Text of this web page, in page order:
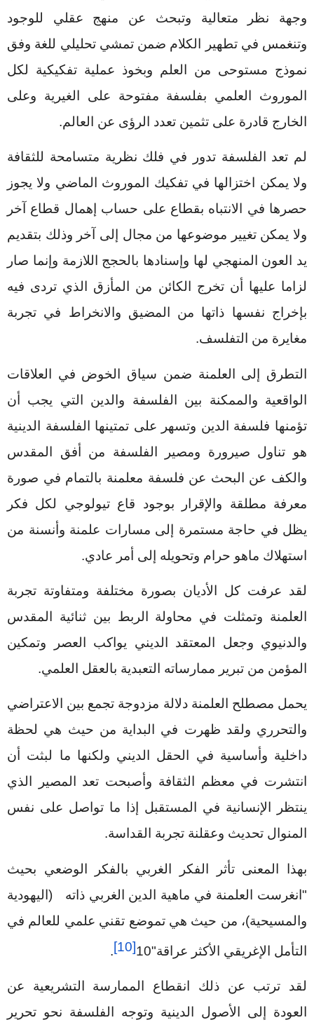
وجهة نظر متعالية وتبحث عن منهج عقلي للوجود
وتنغمس في تطهير الكلام ضمن تمشي تحليلي للغة وفق
نموذج مستوحى من العلم وبخوذ عملية تفكيكية لكل
الموروث العلمي بفلسفة مفتوحة على الغيرية وعلى
الخارج قادرة على تثمين تعدد الرؤى عن العالم.
لم تعد الفلسفة تدور في فلك نظرية متسامحة للثقافة
ولا يمكن اختزالها في تفكيك الموروث الماضي ولا يجوز
حصرها في الانتباه بقطاع على حساب إهمال قطاع آخر
ولا يمكن تغيير موضوعها من مجال إلى آخر وذلك بتقديم
يد العون المنهجي لها وإسنادها بالحجج اللازمة وإنما صار
لزاما عليها أن تخرج الكائن من المأزق الذي تردى فيه
بإخراج نفسها ذاتها من المضيق والانخراط في تجربة
مغايرة من التفلسف.
التطرق إلى العلمنة ضمن سياق الخوض في العلاقات
الواقعية والممكنة بين الفلسفة والدين التي يجب أن
تؤمنها فلسفة الدين وتسهر على تمتينها الفلسفة الدينية
هو تناول صيرورة ومصير الفلسفة من أفق المقدس
والكف عن البحث عن فلسفة معلمنة بالتمام في صورة
معرفة مطلقة والإقرار بوجود قاع تيولوجي لكل فكر
يظل في حاجة مستمرة إلى مسارات علمنة وأنسنة من
استهلاك ماهو حرام وتحويله إلى أمر عادي.
لقد عرفت كل الأديان بصورة مختلفة ومتفاوتة تجربة
العلمنة وتمثلت في محاولة الربط بين ثنائية المقدس
والدنيوي وجعل المعتقد الديني يواكب العصر وتمكين
المؤمن من تبرير ممارساته التعبدية بالعقل العلمي.
يحمل مصطلح العلمنة دلالة مزدوجة تجمع بين الاعتراضي
والتحرري ولقد ظهرت في البداية من حيث هي لحظة
داخلية وأساسية في الحقل الديني ولكنها ما لبثت أن
انتشرت في معظم الثقافة وأصبحت تعد المصير الذي
ينتظر الإنسانية في المستقبل إذا ما تواصل على نفس
المنوال تحديث وعقلنة تجربة القداسة.
بهذا المعنى تأثر الفكر الغربي بالفكر الوضعي بحيث
"انغرست العلمنة في ماهية الدين الغربي ذاته
(اليهودية
والمسيحية)، من حيث هي تموضع تقني علمي للعالم في
التأمل الإغريقي الأكثر عراقة"10
[10]
.
لقد ترتب عن ذلك انقطاع الممارسة التشريعية عن
العودة إلى الأصول الدينية وتوجه الفلسفة نحو تحرير